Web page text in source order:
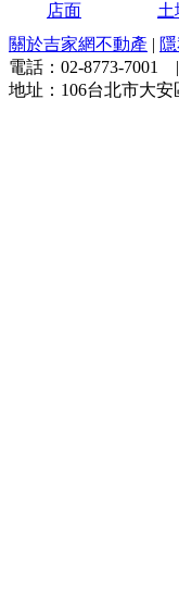
店面
土
關於吉家網不動產 |
電話： 02-8773-7001 |
地址： 106台北市大